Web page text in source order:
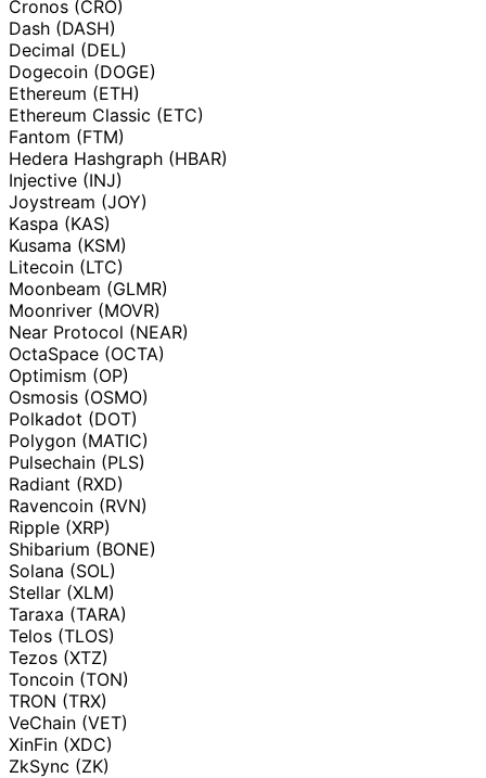
Cronos (CRO)
Dash (DASH)
Decimal (DEL)
Dogecoin (DOGE)
Ethereum (ETH)
Ethereum Classic (ETC)
Fantom (FTM)
Hedera Hashgraph (HBAR)
Injective (INJ)
Joystream (JOY)
Kaspa (KAS)
Kusama (KSM)
Litecoin (LTC)
Moonbeam (GLMR)
Moonriver (MOVR)
Near Protocol (NEAR)
OctaSpace (OCTA)
Optimism (OP)
Osmosis (OSMO)
Polkadot (DOT)
Polygon (MATIC)
Pulsechain (PLS)
Radiant (RXD)
Ravencoin (RVN)
Ripple (XRP)
Shibarium (BONE)
Solana (SOL)
Stellar (XLM)
Taraxa (TARA)
Telos (TLOS)
Tezos (XTZ)
Toncoin (TON)
TRON (TRX)
VeChain (VET)
XinFin (XDC)
ZkSync (ZK)